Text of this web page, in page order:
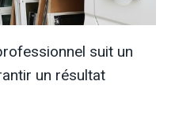
suit un
un résultat